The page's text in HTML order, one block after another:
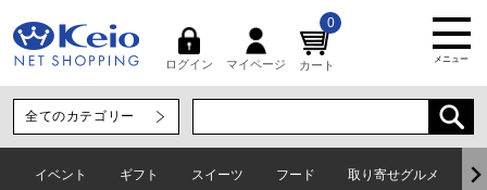
ログイン マイページ カート
0
メニュー
イベント ギフト スイーツ フード 取り寄せグルメ